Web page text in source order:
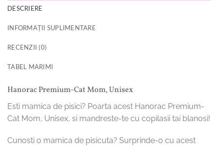
DESCRIERE
INFORMAȚII SUPLIMENTARE
RECENZII (0)
TABEL MARIMI
Hanorac Premium-Cat Mom, Unisex
Esti mamica de pisici? Poarta acest Hanorac Premium-
Cat Mom, Unisex, si mandreste-te cu copilasii tai blanosi!
Cunosti o mamica de pisicuta? Surprinde-o cu acest